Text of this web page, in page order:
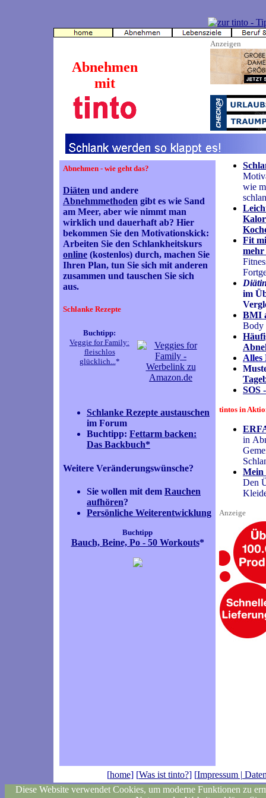
Abnehmen
mit
Anzeigen
Abnehmen - wie geht das?
Diäten und andere
Abnehmmethoden gibt es wie Sand
am Meer, aber wie nimmt man
wirklich und dauerhaft ab? Hier
bekommen Sie den Motivationskick:
Arbeiten Sie den Schlankheitskurs
online (kostenlos) durch, machen Sie
Ihren Plan, tun Sie sich mit anderen
zusammen und tauschen Sie sich
aus.
Schlanke Rezepte
Buchtipp:
Veggie for Family:
fleischlos
glücklich...*
Schlanke Rezepte austauschen
im Forum
Buchtipp: Fettarm backen:
Das Backbuch*
Weitere Veränderungswünsche?
Sie wollen mit dem Rauchen
aufhören?
Persönliche Weiterentwicklung
Buchtipp
Bauch, Beine, Po - 50 Workouts*
wie
Fit
mehr
im
BMI
Body
Alles
SOS
tintos in
in
Mein
Den
Anzeige
[home] [Was ist tinto?] [Impressum |
Diese Website verwendet Cookies, um moderne Funktionen zu